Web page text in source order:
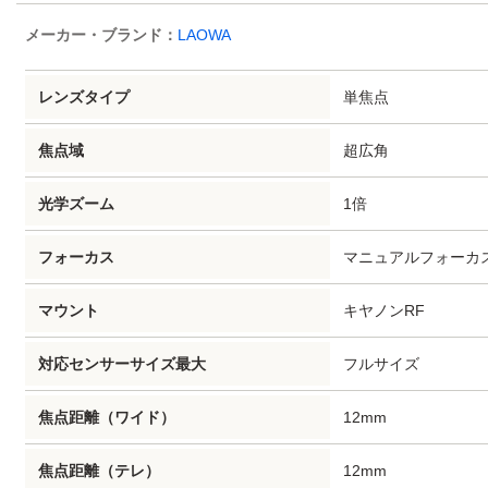
メーカー・ブランド： LAOWA
レンズタイプ 単焦点
焦点域 超広角
光学ズーム 1倍
フォーカス マニュアルフォーカ
マウント キヤノンRF
対応センサーサイズ最大 フルサイズ
焦点距離（ワイド） 12mm
焦点距離（テレ） 12mm